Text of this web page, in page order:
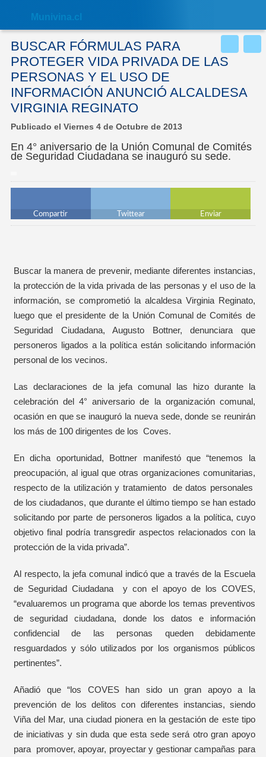
web
incluye
sistema
accesibilidad.
Munivina.cl
BUSCAR FÓRMULAS PARA
PROTEGER VIDA PRIVADA DE LAS
PERSONAS Y EL USO DE
INFORMACIÓN ANUNCIÓ ALCALDESA
VIRGINIA REGINATO
Publicado el Viernes 4 de Octubre de 2013
En 4° aniversario de la Unión Comunal de Comités
de Seguridad Ciudadana se inauguró su sede.
Compartir Twittear Enviar
Buscar la manera de prevenir, mediante diferentes instancias,
la protección de la vida privada de las personas y el uso de la
información, se comprometió la alcaldesa Virginia Reginato,
luego que el presidente de la Unión Comunal de Comités de
Seguridad Ciudadana, Augusto Bottner, denunciara que
personeros ligados a la política están solicitando información
personal de los vecinos.
Las declaraciones de la jefa comunal las hizo durante la
celebración del 4° aniversario de la organización comunal,
ocasión en que se inauguró la nueva sede, donde se reunirán
los más de 100 dirigentes de los Coves.
En dicha oportunidad, Bottner manifestó que “tenemos la
preocupación, al igual que otras organizaciones comunitarias,
respecto de la utilización y tratamiento de datos personales
de los ciudadanos, que durante el último tiempo se han estado
solicitando por parte de personeros ligados a la política, cuyo
objetivo final podría transgredir aspectos relacionados con la
protección de la vida privada”.
Al respecto, la jefa comunal indicó que a través de la Escuela
de Seguridad Ciudadana y con el apoyo de los COVES,
“evaluaremos un programa que aborde los temas preventivos
de seguridad ciudadana, donde los datos e información
confidencial de las personas queden debidamente
resguardados y sólo utilizados por los organismos públicos
pertinentes”.
Añadió que “los COVES han sido un gran apoyo a la
prevención de los delitos con diferentes instancias, siendo
Viña del Mar, una ciudad pionera en la gestación de este tipo
de iniciativas y sin duda que esta sede será otro gran apoyo
para promover, apoyar, proyectar y gestionar campañas para